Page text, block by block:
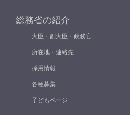
総務省の紹介
大臣・副大臣・政務官
所在地・連絡先
採用情報
各種募集
子どもページ